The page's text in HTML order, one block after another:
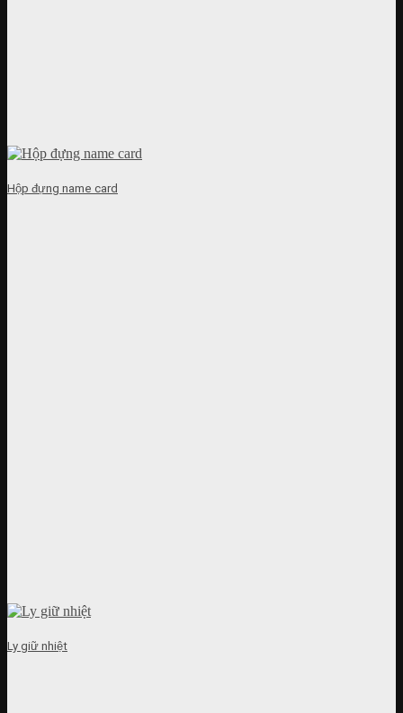
Hộp đựng name card
Ly giữ nhiệt